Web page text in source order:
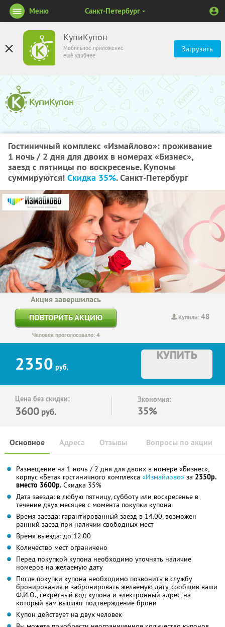
КупиКупон
Мобильное приложение
ещё удобнее
Загрузить
Меню Санкт-Петербург
Гостиничный комплекс «Измайлово»: проживание
1 ночь / 2 дня для двоих в номерах «Бизнес»,
заезд с пятницы по воскресенье. Купоны
суммируются! Скидка 35%. Санкт-Петербург
Купили:48
Акция завершилась
ПОВТОРИТЬ АКЦИЮ
Человек проголосовало: 4
2350 руб.
КУПИТЬ
Цена без скидки:
3600 руб.
Экономия:
35%
Основное Отзывы Вопросы по акции
Адреса
Размещение на 1 ночь / 2 дня для двоих в номере «Бизнес»,
корпус «Бета» гостиничного комплекса «Измайлово» за 2350р.
вместо 3600р. Скидка 35%
Дата заезда: в любую пятницу, субботу или воскресенье в
течение двух месяцев с момента покупки купона
Время заезда: гарантированный заезд в 14.00, возможен
ранний заезд при наличии свободных мест
Время выезда: до 12.00
Количество мест ограничено
Перед покупкой купона необходимо уточнять наличие
номеров на желаемую дату
После покупки купона необходимо позвонить в службу
бронирования и забронировать желаемую дату, сообщив ваши
Ф.И.О., секретный код купона и электронный адрес, на
который вам вышлют подтверждение брони
Купон действует на двух человек